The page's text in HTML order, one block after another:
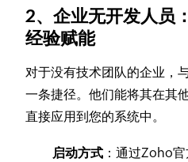
2、企业无开发人员
经验赋能
对于没有技术团队的企业，
一条捷径。他们能将其在其
直接应用到您的系统中。
启动方式 ：通过Zoho